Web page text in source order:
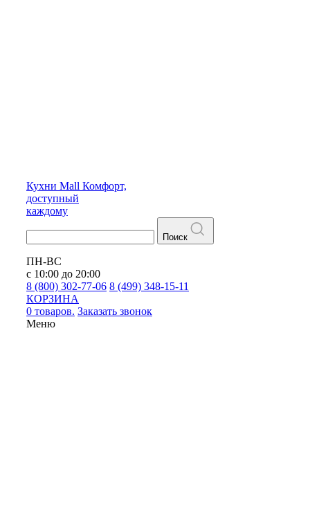
Кухни Mall Комфорт,
доступный
каждому
Поиск
ПН-ВС
с 10:00 до 20:00
8 (800) 302-77-06 8 (499) 348-15-11
КОРЗИНА
0 товаров. Заказать звонок
Меню